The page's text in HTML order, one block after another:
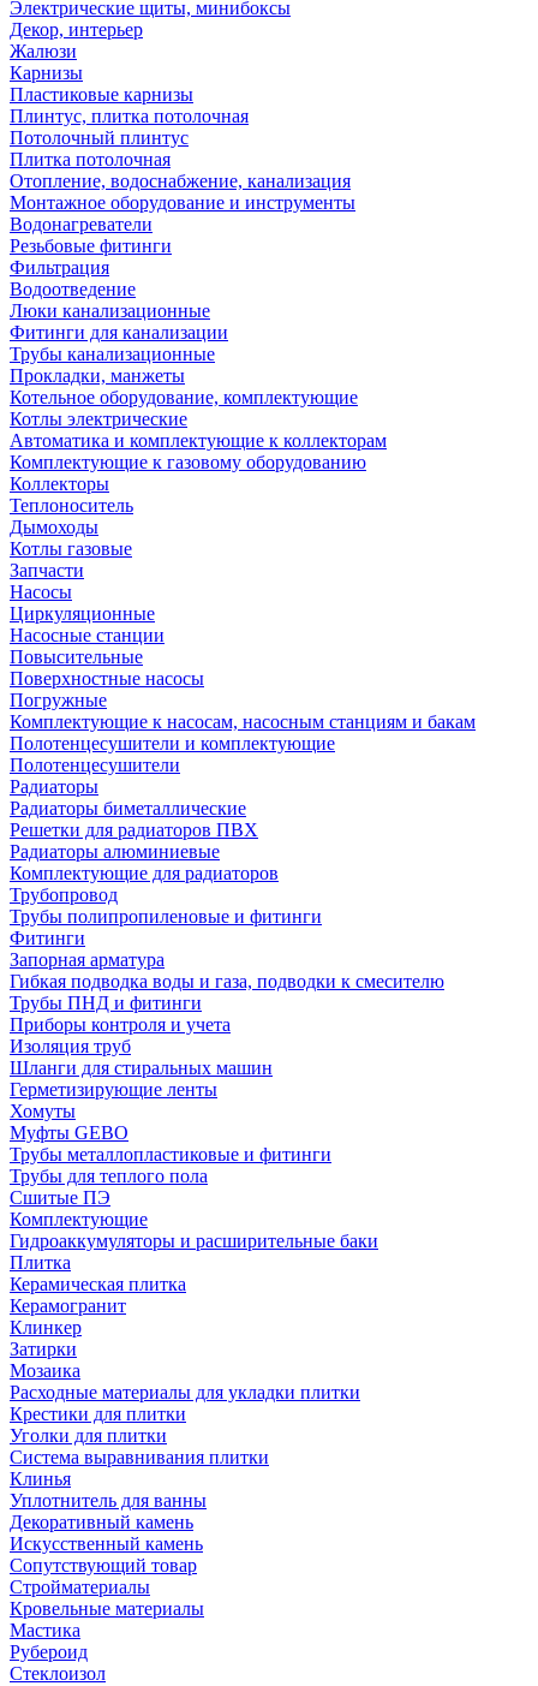
Электрические щиты, минибоксы
Декор, интерьер
Жалюзи
Карнизы
Пластиковые карнизы
Плинтус, плитка потолочная
Потолочный плинтус
Плитка потолочная
Отопление, водоснабжение, канализация
Монтажное оборудование и инструменты
Водонагреватели
Резьбовые фитинги
Фильтрация
Водоотведение
Люки канализационные
Фитинги для канализации
Трубы канализационные
Прокладки, манжеты
Котельное оборудование, комплектующие
Котлы электрические
Автоматика и комплектующие к коллекторам
Комплектующие к газовому оборудованию
Коллекторы
Теплоноситель
Дымоходы
Котлы газовые
Запчасти
Насосы
Циркуляционные
Насосные станции
Повысительные
Поверхностные насосы
Погружные
Комплектующие к насосам, насосным станциям и бакам
Полотенцесушители и комплектующие
Полотенцесушители
Радиаторы
Радиаторы биметаллические
Решетки для радиаторов ПВХ
Радиаторы алюминиевые
Комплектующие для радиаторов
Трубопровод
Трубы полипропиленовые и фитинги
Фитинги
Запорная арматура
Гибкая подводка воды и газа, подводки к смесителю
Трубы ПНД и фитинги
Приборы контроля и учета
Изоляция труб
Шланги для стиральных машин
Герметизирующие ленты
Хомуты
Муфты GEBO
Трубы металлопластиковые и фитинги
Трубы для теплого пола
Сшитые ПЭ
Комплектующие
Гидроаккумуляторы и расширительные баки
Плитка
Керамическая плитка
Керамогранит
Клинкер
Затирки
Мозаика
Расходные материалы для укладки плитки
Крестики для плитки
Уголки для плитки
Система выравнивания плитки
Клинья
Уплотнитель для ванны
Декоративный камень
Искусственный камень
Сопутствующий товар
Стройматериалы
Кровельные материалы
Мастика
Рубероид
Стеклоизол